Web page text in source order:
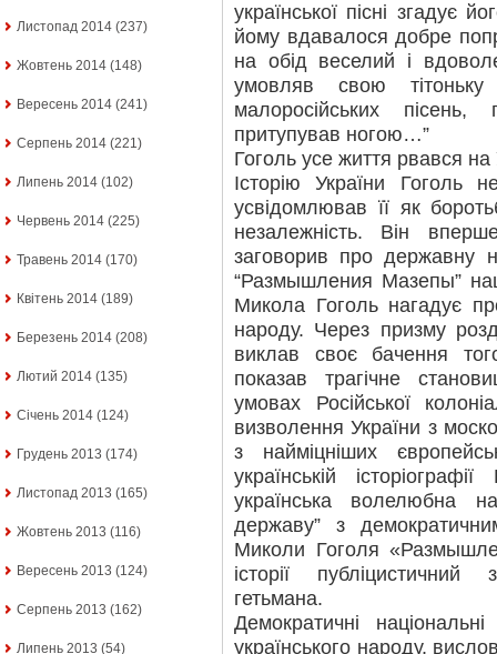
Листопад 2014 (237)
Жовтень 2014 (148)
Вересень 2014 (241)
Серпень 2014 (221)
Липень 2014 (102)
Червень 2014 (225)
Травень 2014 (170)
Квітень 2014 (189)
Березень 2014 (208)
Лютий 2014 (135)
Січень 2014 (124)
Грудень 2013 (174)
Листопад 2013 (165)
Жовтень 2013 (116)
Вересень 2013 (124)
Серпень 2013 (162)
Липень 2013 (54)
української пісні згадує
йому вдавалося добре
на обід веселий і
умовляв свою тітоньку
малоросійських
притупував ногою…”
Гоголь усе життя рвався на
Історію України
усвідомлював її як
незалежність. Він вперше
заговорив про державну
“Размышления Мазепы”
Микола Гоголь нагадує
народу. Через призму
виклав своє бачення
показав трагічне
умовах Російської
визволення України з
з найміцніших
українській
українська волелюбна
державу” з
Миколи Гоголя
історії
гетьмана.
Демократичні
українського народу,